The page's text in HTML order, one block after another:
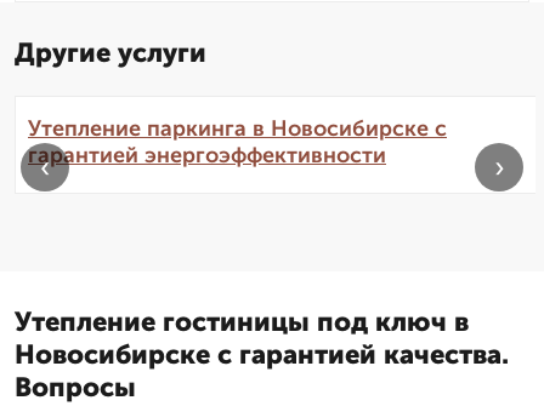
Другие услуги
Утепление паркинга в Новосибирске с
гарантией энергоэффективности
‹ ›
Утепление гостиницы под ключ в
Новосибирске с гарантией качества.
Вопросы